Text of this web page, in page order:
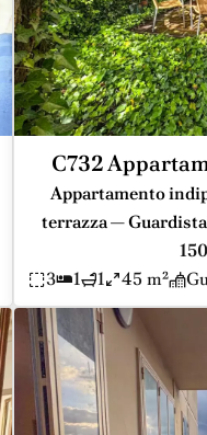
C732
Appartamento
terrazza —
3
1 1 45 m²